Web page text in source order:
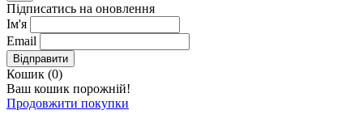
Підписатись на оновлення
Ім'я
Email
Відправити
Кошик (0)
Ваш кошик порожній!
Продовжити покупки